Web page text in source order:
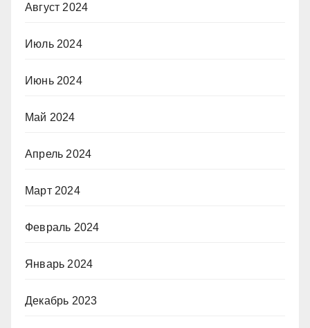
Август 2024
Июль 2024
Июнь 2024
Май 2024
Апрель 2024
Март 2024
Февраль 2024
Январь 2024
Декабрь 2023